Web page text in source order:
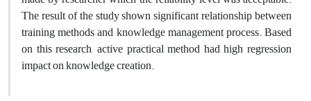
The result of the study shown significant relationship between
training methods and knowledge management process. Based
on this research, active practical method had high regression
impact on knowledge creation.